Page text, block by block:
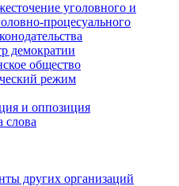
уголовного и
процесуального
демократии
общество
режим
и оппозиция
слова
других организаций